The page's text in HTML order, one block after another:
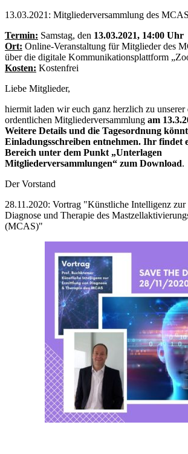
13.03.2021: Mitgliederversammlung des
Termin: Samstag, den 13.03.2021, 14:00 Uhr
Ort: Online-Veranstaltung für Mitglieder des
über die digitale Kommunikationsplattform
Kosten: Kostenfrei
Liebe Mitglieder,
hiermit laden wir euch ganz herzlich zu unserer
ordentlichen Mitgliederversammlung am
Weitere Details und die Tagesordnung
Einladungsschreiben entnehmen. Ihr findet
Bereich unter dem Punkt „Unterlagen
Mitgliederversammlungen“ zum Download.
Der Vorstand
28.11.2020: Vortrag "Künstliche Intelligenz
Diagnose und Therapie des
(MCAS)"